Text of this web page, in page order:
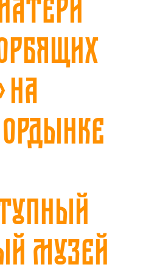
на
музей